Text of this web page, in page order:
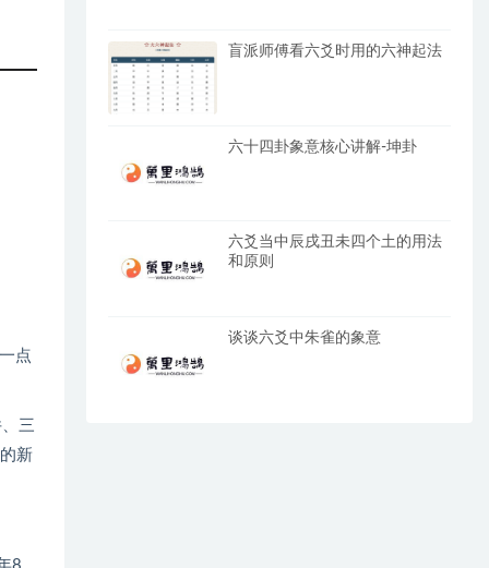
点
三
新
盲派师傅看六爻时用的六神起法
六十四卦象意核心讲解-坤卦
六爻当中辰戌丑未四个土的用法
和原则
谈谈六爻中朱雀的象意